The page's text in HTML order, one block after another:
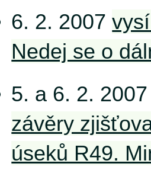
6. 2. 2007
Nedej se o
5. a 6. 2.
závěry
úseků R49.